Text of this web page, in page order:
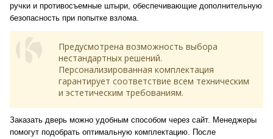
ручки и противосъемные штыри, обеспечивающие дополнительную
безопасность при попытке взлома.
Предусмотрена возможность выбора
нестандартных решений.
Персонализированная комплектация
гарантирует соответствие всем техническим
и эстетическим требованиям.
Заказать дверь можно удобным способом через сайт. Менеджеры
помогут подобрать оптимальную комплектацию. После